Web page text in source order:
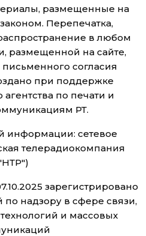
размещенные на
Перепечатка,
в любом
размещенной на сайте,
согласия
при поддержке
по печати и
РТ.
информации: сетевое
телерадиокомпания
зарегистрировано
надзору в сфере связи,
и массовых